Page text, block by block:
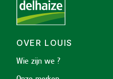
OVER LOUIS
Wie zijn we ?